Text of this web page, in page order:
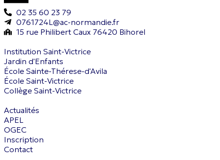
02 35 60 23 79
0761724L@ac-normandie.fr
15 rue Philibert Caux 76420 Bihorel
Institution Saint-Victrice
Jardin d'Enfants
École Sainte-Thérese-d'Avila
École Saint-Victrice
Collège Saint-Victrice
Actualités
APEL
OGEC
Inscription
Contact